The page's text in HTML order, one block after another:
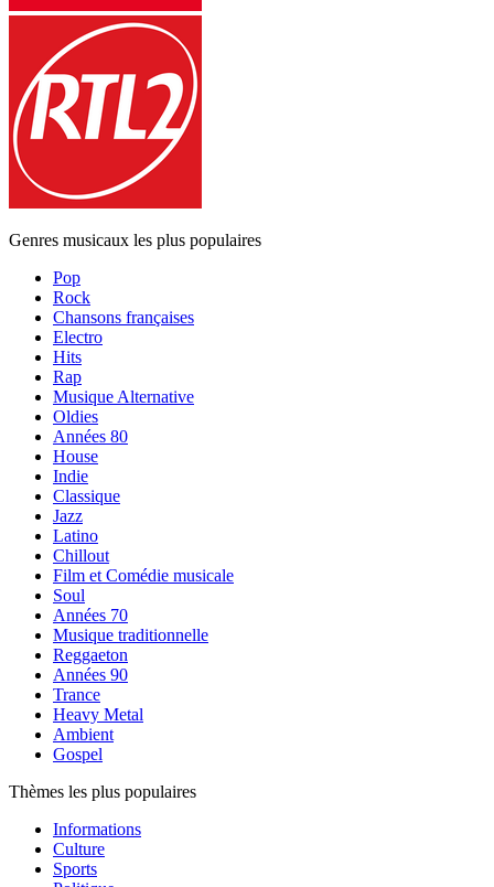
Genres musicaux les plus populaires
Pop
Rock
Chansons françaises
Electro
Hits
Rap
Musique Alternative
Oldies
Années 80
House
Indie
Classique
Jazz
Latino
Chillout
Film et Comédie musicale
Soul
Années 70
Musique traditionnelle
Reggaeton
Années 90
Trance
Heavy Metal
Ambient
Gospel
Thèmes les plus populaires
Informations
Culture
Sports